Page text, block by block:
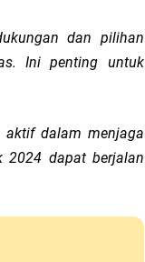
dan pilihan
Ini penting untuk
aktif dalam menjaga
2024 dapat berjalan